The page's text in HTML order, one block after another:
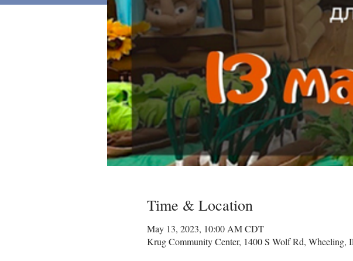
Time & Location
May 13, 2023, 10:00 AM CDT
Krug Community Center, 1400 S Wolf Rd, Wheeling,